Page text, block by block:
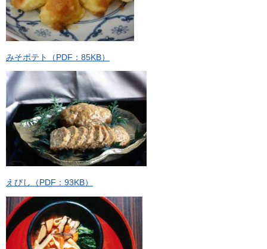
みそポテト（PDF：85KB）
えびし（PDF：93KB）